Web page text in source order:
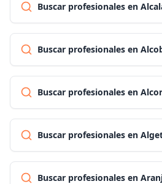
Buscar profesionales en
Buscar profesionales en
Buscar profesionales en
Buscar profesionales en
Buscar profesionales en